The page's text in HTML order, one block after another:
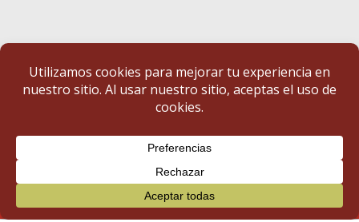
Portal de Transparencia | Diputación de Badajoz